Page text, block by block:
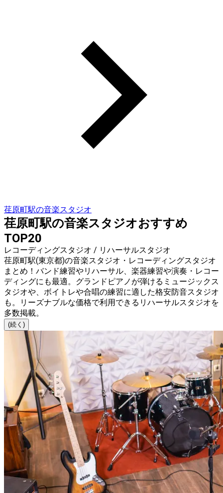
荏原町駅の音楽スタジオ
荏原町駅の音楽スタジオおすすめ
TOP20
レコーディングスタジオ / リハーサルスタジオ
荏原町駅(東京都)の音楽スタジオ・レコーディングスタジオ
まとめ！バンド練習やリハーサル、楽器練習や演奏・レコー
ディングにも最適。グランドピアノが弾けるミュージックス
タジオや、ボイトレや合唱の練習に適した格安防音スタジオ
も。リーズナブルな価格で利用できるリハーサルスタジオを
多数掲載。
(続く)